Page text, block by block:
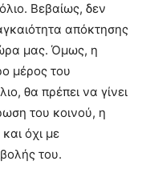
Βεβαίως, δεν
απόκτησης
μας. Όμως, η
μέρος του
θα πρέπει να γίνει
του κοινού, η
όχι με
του.